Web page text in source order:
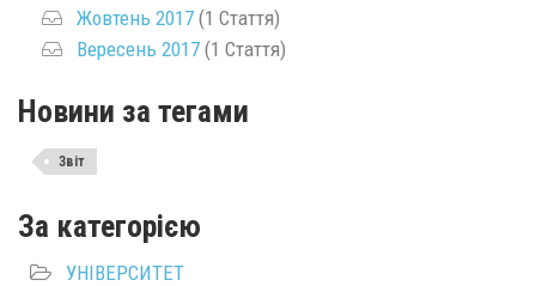
Жовтень 2017 (1 Стаття)
Вересень 2017 (1 Стаття)
Новини за тегами
Звіт
За категорією
УНІВЕРСИТЕТ